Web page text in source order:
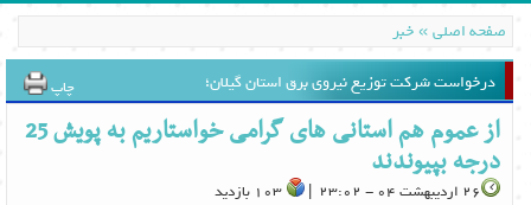
صفحه اصلی»خبر
درخواست شرکت توزیع نیروی برق استان گیلان؛ چاپ
از عموم هم استانی های گرامی خواستاریم به پویش 25
درجه بپیوندند
26 اردیبهشت 04 - 23:02 |